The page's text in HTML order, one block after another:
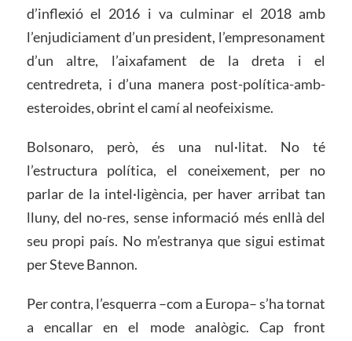
d’inflexió el 2016 i va culminar el 2018 amb
l’enjudiciament d’un president, l’empresonament
d’un altre, l’aixafament de la dreta i el
centredreta, i d’una manera post-política-amb-
esteroides, obrint el camí al neofeixisme.
Bolsonaro, però, és una nul·litat. No té
l’estructura política, el coneixement, per no
parlar de la intel·ligència, per haver arribat tan
lluny, del no-res, sense informació més enllà del
seu propi país. No m’estranya que sigui estimat
per Steve Bannon.
Per contra, l’esquerra –com a Europa– s’ha tornat
a encallar en el mode analògic. Cap front